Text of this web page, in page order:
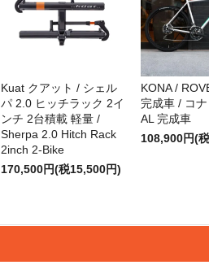
Kuat クアット / シェル
パ 2.0 ヒッチラック 2イ
ンチ 2台積載 軽量 /
Sherpa 2.0 Hitch Rack
2inch 2-Bike
170,500円(税15,500円)
KONA /
完成車 / コ
AL 完成車
108,900円(